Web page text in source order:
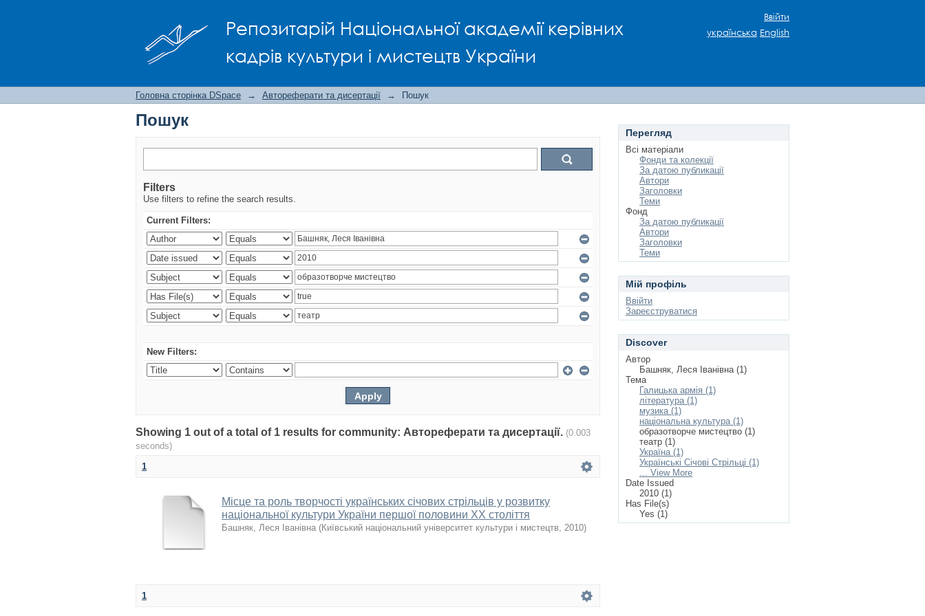
Репозитарій Національної академії керівних
кадрів культури і мистецтв України
Ввійти
українська English
Головна сторінка DSpace → Автореферати та дисертації → Пошук
Пошук
Filters
Use filters to refine the search results.
Current Filters:
New Filters:
Showing 1 out of a total of 1 results for community: Автореферати та дисертації. (0.003
seconds)
1
Місце та роль творчості українських січових стрільців у розвитку
національної культури України першої половини ХХ століття
Башняк, Леся Іванівна (Київський національний університет культури і мистецтв, 2010)
1
Перегляд
Всі матеріали
Фонди та колекції
За датою публикації
Автори
Заголовки
Теми
Фонд
За датою публикації
Автори
Заголовки
Теми
Мій профіль
Ввійти
Зареєструватися
Discover
Автор
Башняк, Леся Іванівна (1)
Тема
Галицька армія (1)
література (1)
музика (1)
національна культура (1)
образотворче мистецтво (1)
театр (1)
Україна (1)
Українські Січові Стрільці (1)
... View More
Date Issued
2010 (1)
Has File(s)
Yes (1)